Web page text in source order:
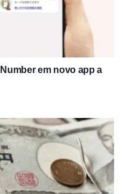
em novo app a